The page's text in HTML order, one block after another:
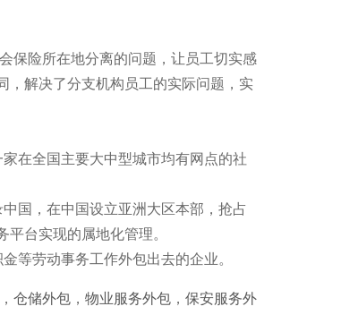
保险所在地分离的问题，让员工切实感
，解决了分支机构员工的实际问题，实
在全国主要大中型城市均有网点的社
国，在中国设立亚洲大区本部，抢占
台实现的属地化管理。
等劳动事务工作外包出去的企业。
， 仓储外包 ， 物业服务外包 ， 保安服务外